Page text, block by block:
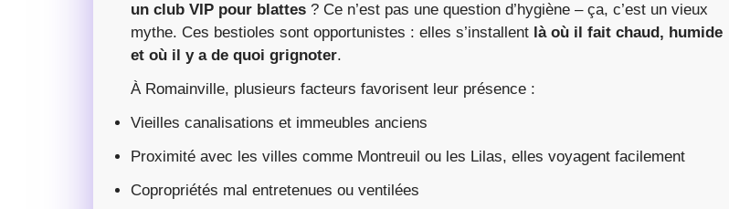
un club VIP pour blattes ? Ce n’est pas une question d’hygiène – ça, c’est un vieux
mythe. Ces bestioles sont opportunistes : elles s’installent là où il fait chaud, humide
et où il y a de quoi grignoter.
À Romainville, plusieurs facteurs favorisent leur présence :
Vieilles canalisations et immeubles anciens
Proximité avec les villes comme Montreuil ou les Lilas, elles voyagent facilement
Copropriétés mal entretenues ou ventilées